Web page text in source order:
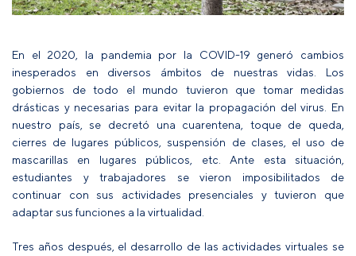
En el 2020, la pandemia por la COVID-19 generó cambios
inesperados en diversos ámbitos de nuestras vidas. Los
gobiernos de todo el mundo tuvieron que tomar medidas
drásticas y necesarias para evitar la propagación del virus. En
nuestro país, se decretó una cuarentena, toque de queda,
cierres de lugares públicos, suspensión de clases, el uso de
mascarillas en lugares públicos, etc. Ante esta situación,
estudiantes y trabajadores se vieron imposibilitados de
continuar con sus actividades presenciales y tuvieron que
adaptar sus funciones a la virtualidad.
Tres años después, el desarrollo de las actividades virtuales se